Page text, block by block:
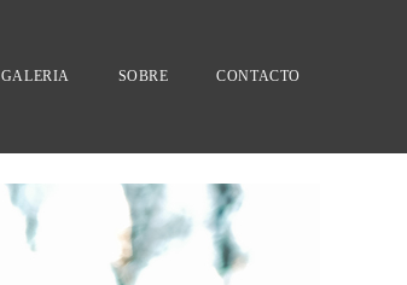
GALERIA SOBRE CONTACTO